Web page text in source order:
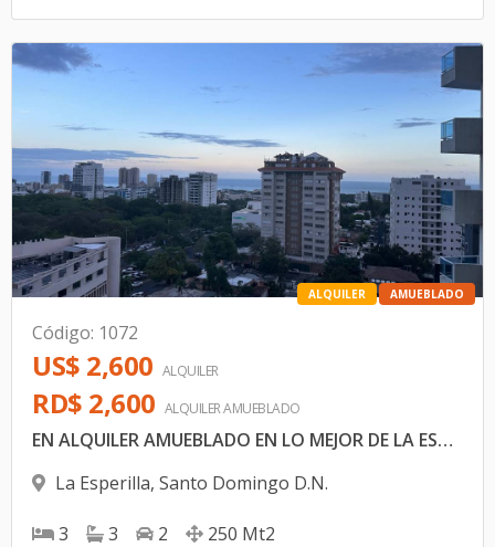
ALQUILER AMUEBLADO
Código: 1072
US$ 2,600 ALQUILER
RD$ 2,600 ALQUILERAMUEBLADO
EN ALQUILER AMUEBLADO EN LO MEJOR DE LA ESPERILLA
La Esperilla, Santo Domingo D.N.
3 3 2 250 Mt2